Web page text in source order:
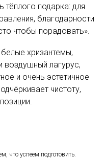
тёплого подарка: для
благодарности
чтобы порадовать».
хризантемы,
воздушный лагурус,
и очень эстетичное
чистоту,
что успеем подготовить.